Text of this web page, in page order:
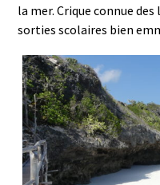
la mer. Crique connue
sorties scolaires bien